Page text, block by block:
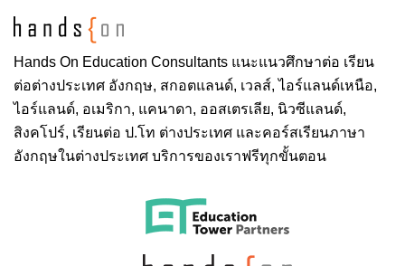
Accelerated MST for Attorneys
Accelerated MST for CPAs
Accounting
Administration of Higher Education
Applied Politics
Business Analytics
Crime & Justice Studies
Financial Services and Banking
Global Public Policy
Hands On Education Consultants แนะแนวศึกษาต่อ เรียน
ต่อต่างประเทศ อังกฤษ, สกอตแลนด์, เวลส์, ไอร์แลนด์เหนือ,
ไอร์แลนด์, อเมริกา, แคนาดา, ออสเตรเลีย, นิวซีแลนด์,
สิงคโปร์, เรียนต่อ ป.โท ต่างประเทศ และคอร์สเรียนภาษา
อังกฤษในต่างประเทศ บริการของเราฟรีทุกขั้นตอน